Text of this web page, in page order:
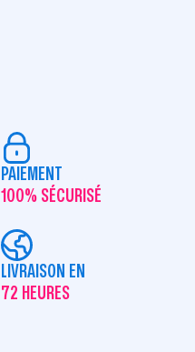
PAIEMENT
100% SÉCURISÉ
LIVRAISON EN
72 HEURES